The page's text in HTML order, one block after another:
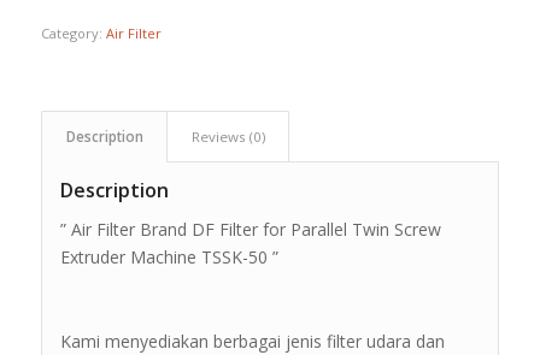
Category: Air Filter
Description Reviews (0)
Description
” Air Filter Brand DF Filter for Parallel Twin Screw
Extruder Machine TSSK-50 ”
Kami menyediakan berbagai jenis filter udara dan